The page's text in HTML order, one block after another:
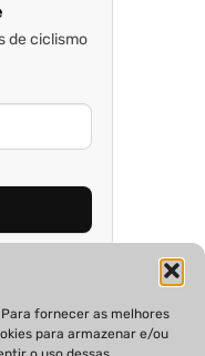
Para fornecer as melhores
para armazenar e/ou
de ciclismo